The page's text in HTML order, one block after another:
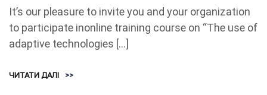
It’s our pleasure to invite you and your organization
to participate inonline training course on “The use of
adaptive technologies […]
ЧИТАТИ ДАЛІ >>